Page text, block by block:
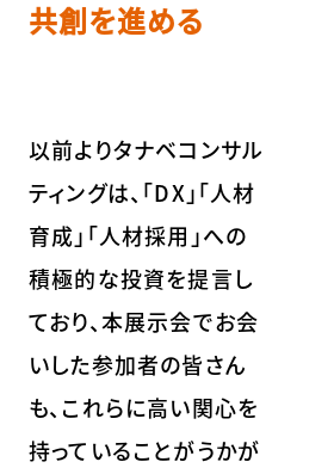
共創を進める
以前よりタナベコンサル
ティングは、「DX」「人材
育成」「人材採用」への
積極的な投資を提言し
ており、本展示会でお会
いした参加者の皆さん
も、これらに高い関心を
持っていることがうかが